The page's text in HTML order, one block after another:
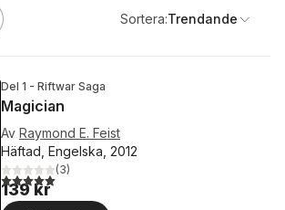
Sortera:Trendande
Del 1 - Riftwar Saga
Magician
Av Raymond E. Feist
Häftad, Engelska, 2012
5,0utav 5 stjärnor. Totalt antal röster:
(3)
139 kr